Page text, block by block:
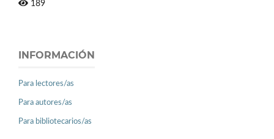
189
INFORMACIÓN
Para lectores/as
Para autores/as
Para bibliotecarios/as